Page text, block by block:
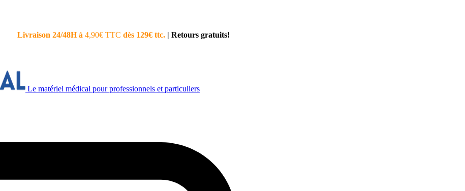
Livraison 24/48H à 4,90€ TTC dès 129€ ttc. | Retours gratuits!
Le matériel médical pour professionnels et particuliers